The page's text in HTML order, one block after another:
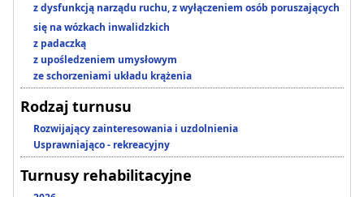
z dysfunkcją narządu ruchu, z wyłączeniem osób poruszających
się na wózkach inwalidzkich
z padaczką
z upośledzeniem umysłowym
ze schorzeniami układu krążenia
Rodzaj turnusu
Rozwijający zainteresowania i uzdolnienia
Usprawniająco - rekreacyjny
Turnusy rehabilitacyjne